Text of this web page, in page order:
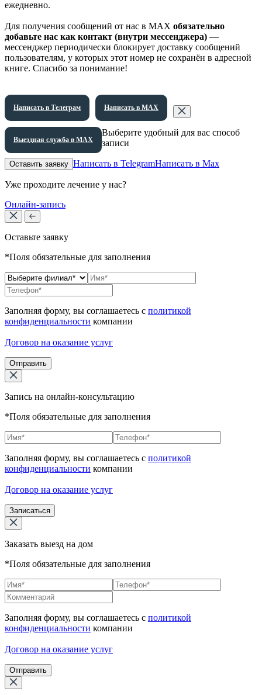
ежедневно.
Для получения сообщений от нас в МАХ обязательно
добавьте нас как контакт (внутри мессенджера) —
мессенджер периодически блокирует доставку сообщений
пользователям, у которых этот номер не сохранён в адресной
книге. Спасибо за понимание!
Написать в Телеграм Написать в МАХ
Выездная служба в МАХ
Выберите удобный для вас способ
записи
Оставить заявку Написать в TelegramНаписать в Max
Уже проходите лечение у нас?
Онлайн-запись
Оставьте заявку
*Поля обязательные для заполнения
Заполняя форму, вы соглашаетесь с политикой
конфиденциальности компании
Договор на оказание услуг
Отправить
Запись на онлайн-консультацию
*Поля обязательные для заполнения
Заполняя форму, вы соглашаетесь с политикой
конфиденциальности компании
Договор на оказание услуг
Записаться
Заказать выезд на дом
*Поля обязательные для заполнения
Заполняя форму, вы соглашаетесь с политикой
конфиденциальности компании
Договор на оказание услуг
Отправить